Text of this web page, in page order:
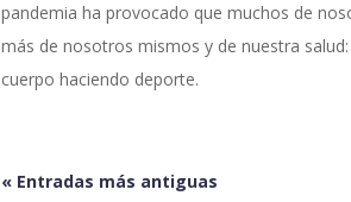
pandemia ha provocado que muchos de
más de nosotros mismos y de nuestra
cuerpo haciendo deporte.
« Entradas más antiguas